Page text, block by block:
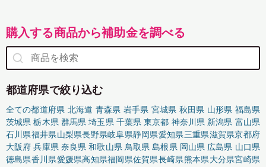
購入する商品から補助金を調べる
都道府県で絞り込む
全ての都道府県 北海道 青森県 岩手県 宮城県 秋田県 山形県 福島県
茨城県 栃木県 群馬県 埼玉県 千葉県 東京都 神奈川県 新潟県 富山県
石川県福井県山梨県長野県岐阜県静岡県愛知県三重県滋賀県京都府
大阪府 兵庫県 奈良県 和歌山県 鳥取県 島根県 岡山県 広島県 山口県
徳島県香川県愛媛県高知県福岡県佐賀県長崎県熊本県大分県宮崎県